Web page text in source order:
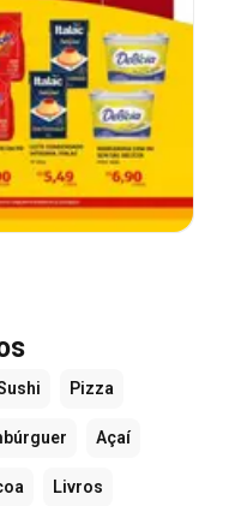
Pizza
Açaí
Livros